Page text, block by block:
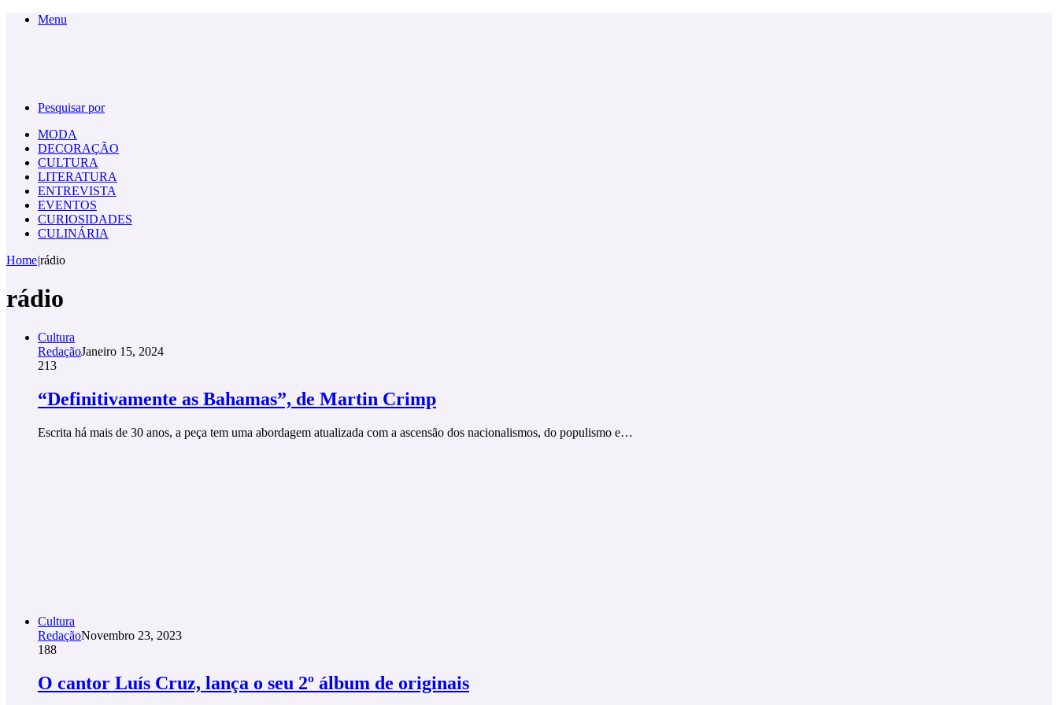
Menu
Pesquisar por
MODA
DECORAÇÃO
CULTURA
LITERATURA
ENTREVISTA
EVENTOS
CURIOSIDADES
CULINÁRIA
Home|rádio
rádio
Cultura
RedaçãoJaneiro 15, 2024
213
“Definitivamente as Bahamas”, de Martin Crimp
Escrita há mais de 30 anos, a peça tem uma abordagem atualizada com a ascensão dos nacionalismos, do populismo e…
Cultura
RedaçãoNovembro 23, 2023
188
O cantor Luís Cruz, lança o seu 2º álbum de originais